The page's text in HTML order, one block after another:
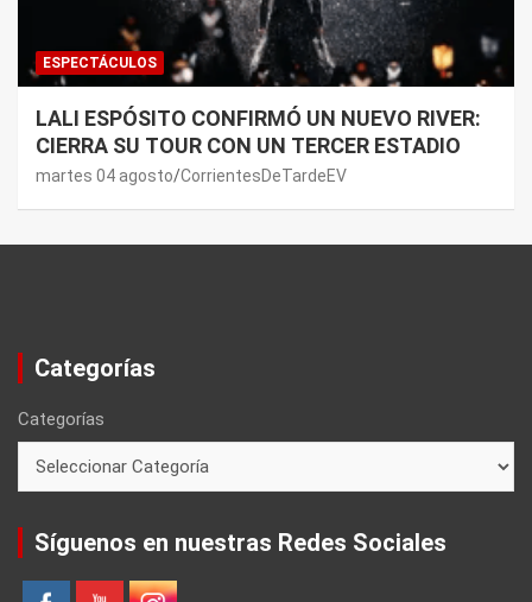
ESPECTÁCULOS
LALI ESPÓSITO CONFIRMÓ UN NUEVO RIVER:
CIERRA SU TOUR CON UN TERCER ESTADIO
martes 04 agosto CorrientesDeTardeEV
Categorías
Categorías
Síguenos en nuestras Redes Sociales